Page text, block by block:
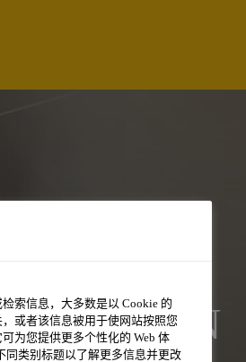
索信息，大多数是以 Cookie 的
或者该信息被用于使网站按照您
为您提供更多个性化的 Web 体
同类别标题以了解更多信息并更改